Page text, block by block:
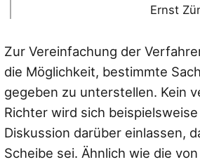
Ernst
Zur Vereinfachung der
die Möglichkeit, bestimmte
gegeben zu unterstellen. Kein
Richter wird sich
Diskussion darüber einlassen,
Scheibe sei. Ähnlich wie die